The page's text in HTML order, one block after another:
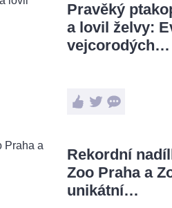
Pravěký
a lovil želvy:
vejcorodých…
Rekordní
Zoo Praha a
unikátní…